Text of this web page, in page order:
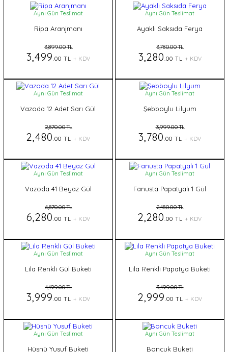
Aynı Gün Teslimat
Ripa Aranjmanı
3,899.00 TL
3,499.00 TL + KDV
Aynı Gün Teslimat
Ayaklı Saksıda Ferya
3,780.00 TL
3,280.00 TL + KDV
Aynı Gün Teslimat
Vazoda 12 Adet Sarı Gül
2,870.00 TL
2,480.00 TL + KDV
Aynı Gün Teslimat
Şebboylu Lilyum
3,999.00 TL
3,780.00 TL+ KDV
Aynı Gün Teslimat
Vazoda 41 Beyaz Gül
6,870.00 TL
6,280.00 TL + KDV
Aynı Gün Teslimat
Fanusta Papatyalı 1 Gül
2,480.00 TL
2,280.00 TL+ KDV
Aynı Gün Teslimat
Lila Renkli Gül Buketi
4,499.00 TL
3,999.00 TL + KDV
Aynı Gün Teslimat
Lila Renkli Papatya Buketi
3,499.00 TL
2,999.00 TL + KDV
Aynı Gün Teslimat
Hüsnü Yusuf Buketi
Aynı Gün Teslimat
Boncuk Buketi